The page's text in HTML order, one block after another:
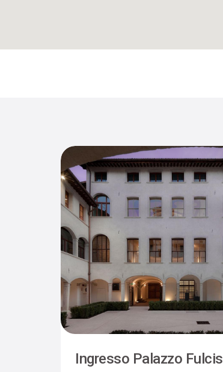
Ingresso Palazzo Fulcis